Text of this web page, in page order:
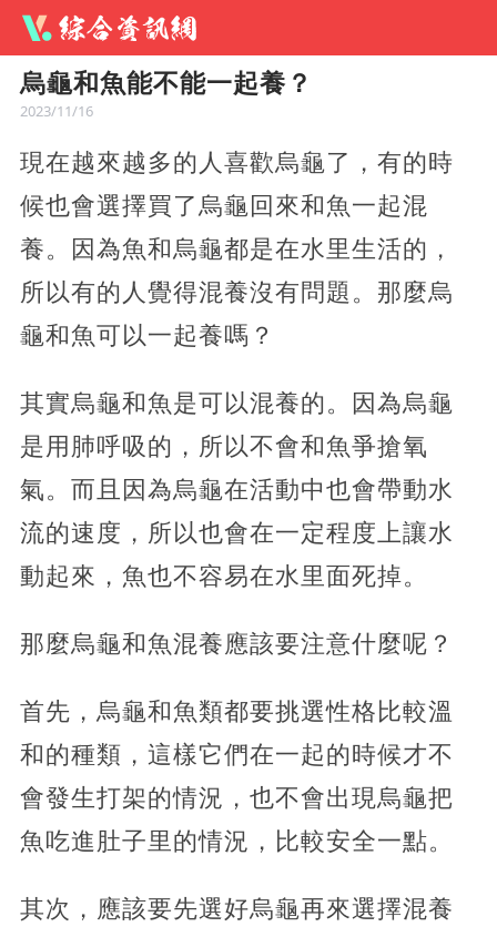
烏龜和魚能不能一起養？
2023/11/16
現在越來越多的人喜歡烏龜了，有的時
候也會選擇買了烏龜回來和魚一起混
養。因為魚和烏龜都是在水里生活的，
所以有的人覺得混養沒有問題。那麼烏
龜和魚可以一起養嗎？
其實烏龜和魚是可以混養的。因為烏龜
是用肺呼吸的，所以不會和魚爭搶氧
氣。而且因為烏龜在活動中也會帶動水
流的速度，所以也會在一定程度上讓水
動起來，魚也不容易在水里面死掉。
那麼烏龜和魚混養應該要注意什麼呢？
首先，烏龜和魚類都要挑選性格比較溫
和的種類，這樣它們在一起的時候才不
會發生打架的情況，也不會出現烏龜把
魚吃進肚子里的情況，比較安全一點。
其次，應該要先選好烏龜再來選擇混養